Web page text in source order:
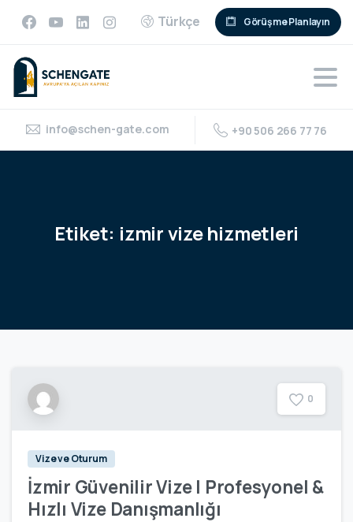
Türkçe Görüşme Planlayın
info@schen-gate.com +90 506 266 77 76
Etiket: izmirvizehizmetleri
0
Vize ve Oturum
İzmir Güvenilir Vize | Profesyonel &
Hızlı Vize Danışmanlığı